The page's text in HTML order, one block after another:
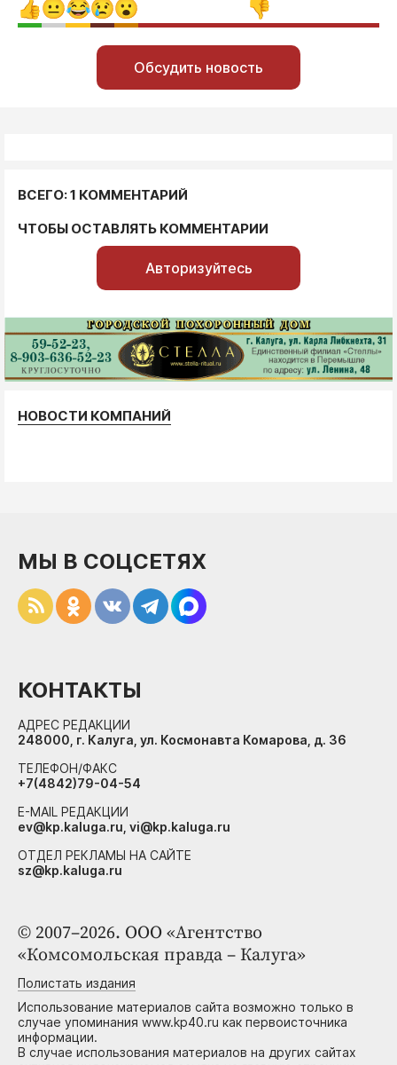
Обсудить новость
ВСЕГО: 1 КОММЕНТАРИЙ
ЧТОБЫ ОСТАВЛЯТЬ КОММЕНТАРИИ
Авторизуйтесь
НОВОСТИ КОМПАНИЙ
© 2007–2026. ООО «Агентство
«Комсомольская правда – Калуга»
Полистать издания
Использование материалов сайта возможно только в
случае упоминания www.kp40.ru как первоисточника
информации.
В случае использования материалов на других сайтах
МЫ В СОЦСЕТЯХ
КОНТАКТЫ
АДРЕС РЕДАКЦИИ
248000, г. Калуга, ул. Космонавта Комарова, д. 36
ТЕЛЕФОН/ФАКС
+7(4842)79-04-54
E-MAIL РЕДАКЦИИ
ev@kp.kaluga.ru, vi@kp.kaluga.ru
ОТДЕЛ РЕКЛАМЫ НА САЙТЕ
sz@kp.kaluga.ru